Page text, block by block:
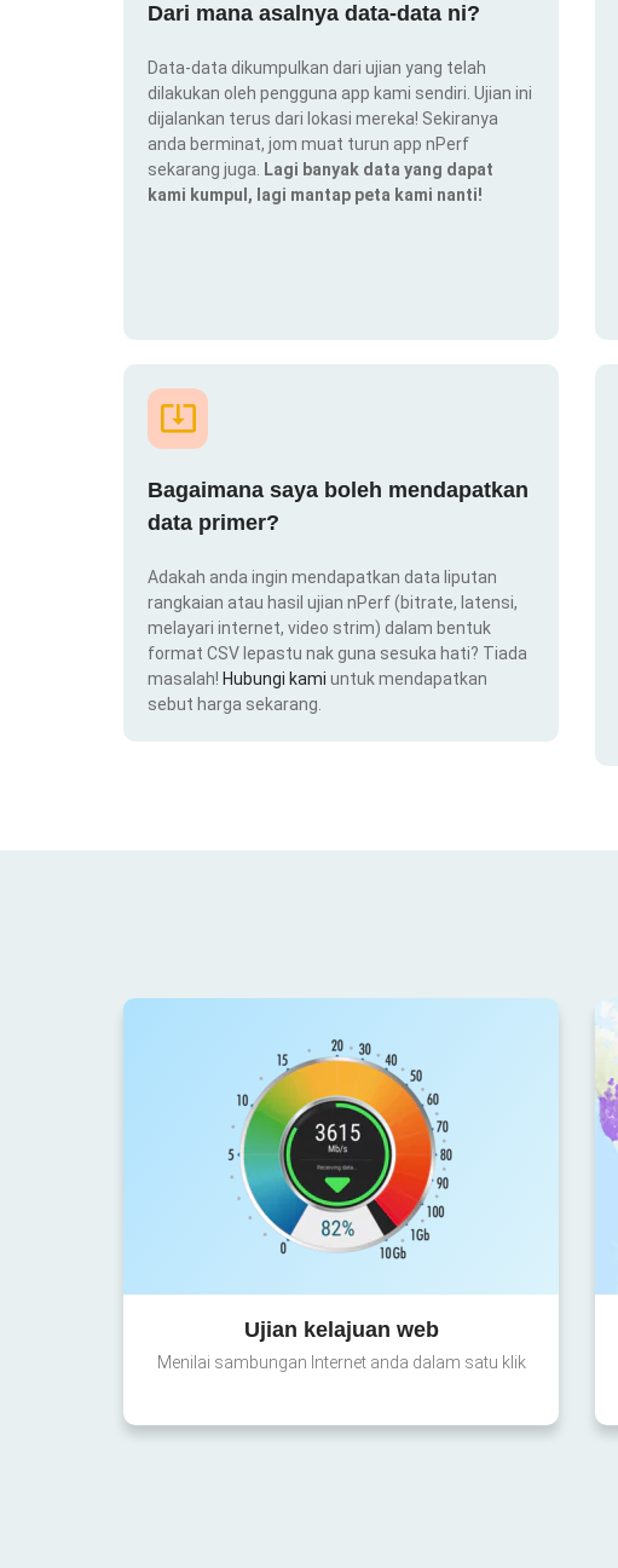
Dari mana asalnya data-data ni?
Data-data dikumpulkan dari ujian yang telah
dilakukan oleh pengguna app kami sendiri. Ujian ini
dijalankan terus dari lokasi mereka! Sekiranya
anda berminat, jom muat turun app nPerf
sekarang juga.
Lagi banyak data yang dapat
kami kumpul, lagi mantap peta kami nanti!
Bagaimana saya boleh mendapatkan
data primer?
Adakah anda ingin mendapatkan data liputan
rangkaian atau hasil ujian nPerf (bitrate, latensi,
melayari internet, video strim) dalam bentuk
format CSV lepastu nak guna sesuka hati? Tiada
masalah! Hubungi kami untuk mendapatkan
sebut harga sekarang.
Ujian kelajuan web
Menilai sambungan Internet anda dalam satu klik